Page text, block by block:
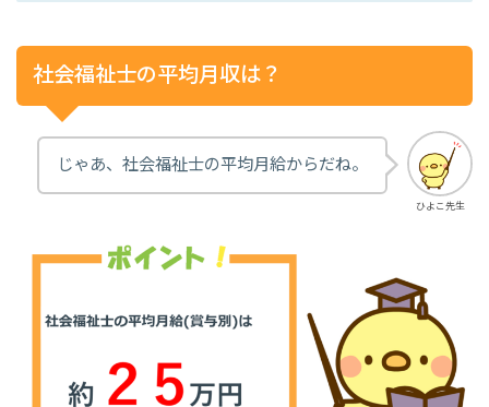
社会福祉士の平均月収は？
ひよこ先生
じゃあ、社会福祉士の平均月給からだね。